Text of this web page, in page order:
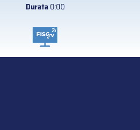
Durata0:00